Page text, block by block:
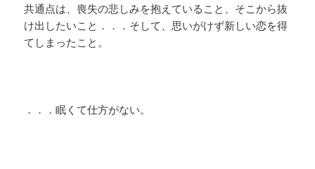
共通点は、喪失の悲しみを抱えていること、そこから抜
け出したいこと．．．そして、思いがけず新しい恋を得
てしまったこと。
．．．眠くて仕方がない。